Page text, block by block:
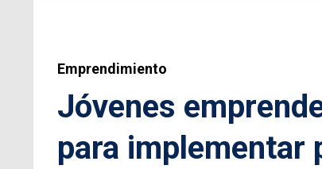
Emprendimiento
Jóvenes
para implementar